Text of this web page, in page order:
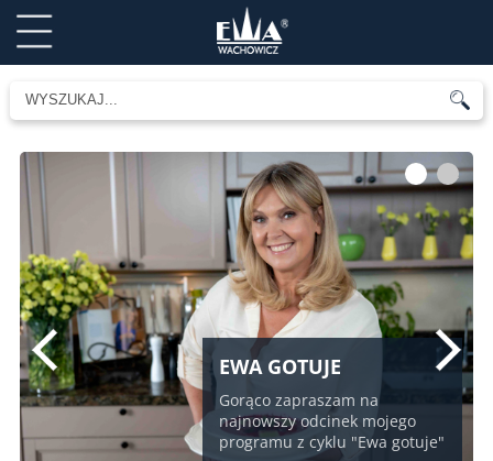
EWA GOTUJE
Gorąco zapraszam na
najnowszy odcinek mojego
programu z cyklu "Ewa gotuje"
1 2